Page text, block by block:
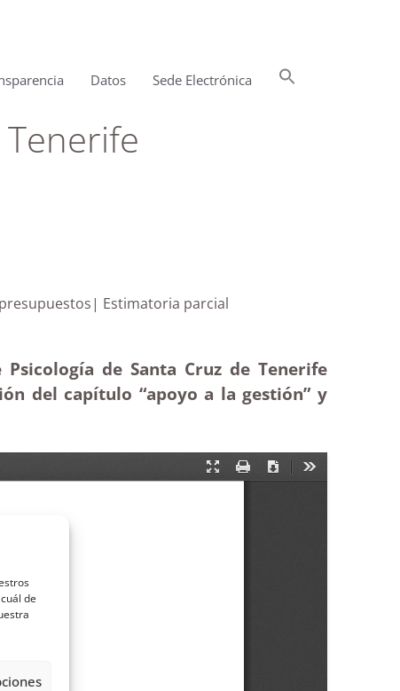
de
Datos Sede Electrónica
y presupuestos| Estimatoria parcial
de Santa Cruz de Tenerife
del capítulo “apoyo a la gestión” y